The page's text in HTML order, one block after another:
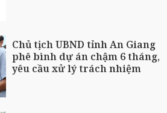
Chủ tịch UBND tỉnh An Giang
phê bình dự án chậm 6 tháng,
yêu cầu xử lý trách nhiệm